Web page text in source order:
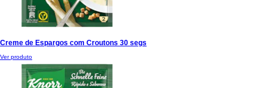
Creme de Espargos com Croutons 30 segs
Ver produto